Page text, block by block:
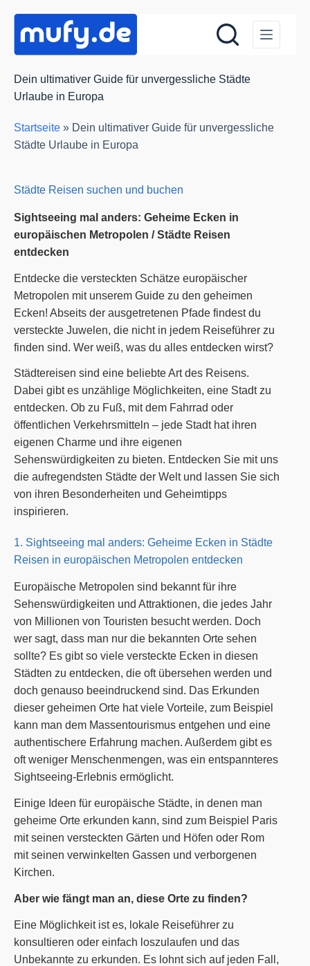
Inhalt
springen
Dein ultimativer Guide für unvergessliche Städte
Urlaube in Europa
Startseite » Dein ultimativer Guide für unvergessliche
Städte Urlaube in Europa
Städte Reisen suchen und buchen
Sightseeing mal anders: Geheime Ecken in
europäischen Metropolen / Städte Reisen
entdecken
Entdecke die versteckten Schätze europäischer
Metropolen mit unserem Guide zu den geheimen
Ecken! Abseits der ausgetretenen Pfade findest du
versteckte Juwelen, die nicht in jedem Reiseführer zu
finden sind. Wer weiß, was du alles entdecken wirst?
Städtereisen sind eine beliebte Art des Reisens.
Dabei gibt es unzählige Möglichkeiten, eine Stadt zu
entdecken. Ob zu Fuß, mit dem Fahrrad oder
öffentlichen Verkehrsmitteln – jede Stadt hat ihren
eigenen Charme und ihre eigenen
Sehenswürdigkeiten zu bieten. Entdecken Sie mit uns
die aufregendsten Städte der Welt und lassen Sie sich
von ihren Besonderheiten und Geheimtipps
inspirieren.
1. Sightseeing mal anders: Geheime Ecken in Städte
Reisen in europäischen Metropolen entdecken
Europäische Metropolen sind bekannt für ihre
Sehenswürdigkeiten und Attraktionen, die jedes Jahr
von Millionen von Touristen besucht werden. Doch
wer sagt, dass man nur die bekannten Orte sehen
sollte? Es gibt so viele versteckte Ecken in diesen
Städten zu entdecken, die oft übersehen werden und
doch genauso beeindruckend sind. Das Erkunden
dieser geheimen Orte hat viele Vorteile, zum Beispiel
kann man dem Massentourismus entgehen und eine
authentischere Erfahrung machen. Außerdem gibt es
oft weniger Menschenmengen, was ein entspannteres
Sightseeing-Erlebnis ermöglicht.
Einige Ideen für europäische Städte, in denen man
geheime Orte erkunden kann, sind zum Beispiel Paris
mit seinen versteckten Gärten und Höfen oder Rom
mit seinen verwinkelten Gassen und verborgenen
Kirchen.
Aber wie fängt man an, diese Orte zu finden?
Eine Möglichkeit ist es, lokale Reiseführer zu
konsultieren oder einfach loszulaufen und das
Unbekannte zu erkunden. Es lohnt sich auf jeden Fall,